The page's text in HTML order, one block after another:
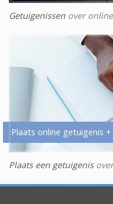
Getuigenissen over
Plaats online getuigenis +
Plaats een getuigenis